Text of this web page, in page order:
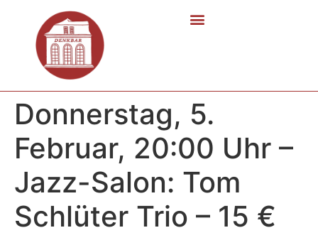
Donnerstag, 5.
Februar, 20:00 Uhr –
Jazz-Salon: Tom
Schlüter Trio – 15 €